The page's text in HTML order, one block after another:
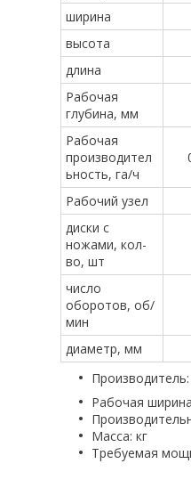
ширина
высота
длина
Рабочая
глубина, мм
Рабочая
производител
ьность, га/ч
Рабочий узел
диски с
ножами, кол-
во, шт
число
оборотов, об/
мин
диаметр, мм
Рабочая
Масса: кг
Требуемая